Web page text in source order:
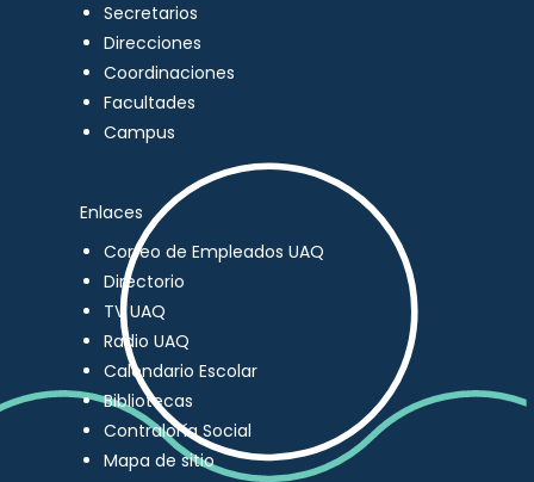
Secretarios
Direcciones
Coordinaciones
Facultades
Campus
Enlaces
Correo de Empleados UAQ
Directorio
TV UAQ
Radio UAQ
Calendario Escolar
Bibliotecas
Contraloría Social
Mapa de sitio